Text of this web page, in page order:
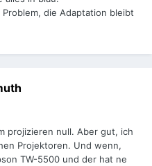
die Adaptation bleibt
projizieren null. Aber gut, ich
Projektoren. Und wenn,
TW-5500 und der hat ne